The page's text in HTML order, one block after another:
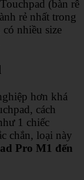
(bàn rê
rẻ nhất trong
nhiều size
hơn khá
cách
1 chiếc
chắn, loại này
Pro M1 đến